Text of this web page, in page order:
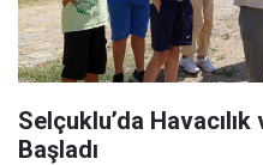
Selçuklu’da
Başladı